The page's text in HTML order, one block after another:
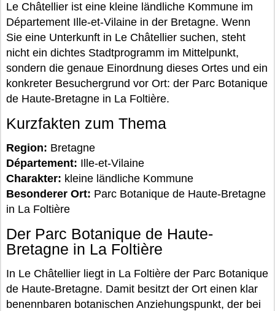
Le Châtellier ist eine kleine ländliche Kommune im
Département Ille-et-Vilaine in der Bretagne. Wenn
Sie eine Unterkunft in Le Châtellier suchen, steht
nicht ein dichtes Stadtprogramm im Mittelpunkt,
sondern die genaue Einordnung dieses Ortes und ein
konkreter Besuchergrund vor Ort: der Parc Botanique
de Haute-Bretagne in La Foltière.
Kurzfakten zum Thema
Region: Bretagne
Département: Ille-et-Vilaine
Charakter: kleine ländliche Kommune
Besonderer Ort: Parc Botanique de Haute-Bretagne
in La Foltière
Der Parc Botanique de Haute-
Bretagne in La Foltière
In Le Châtellier liegt in La Foltière der Parc Botanique
de Haute-Bretagne. Damit besitzt der Ort einen klar
benennbaren botanischen Anziehungspunkt, der bei